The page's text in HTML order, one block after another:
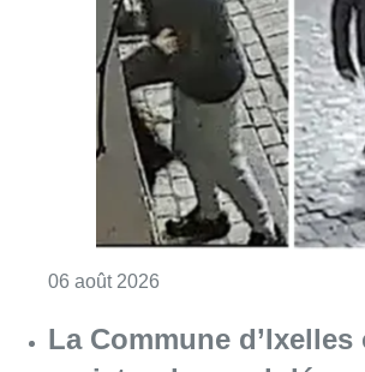
La Commune
registre de
mémoire de
commerçant tué lors
braquage